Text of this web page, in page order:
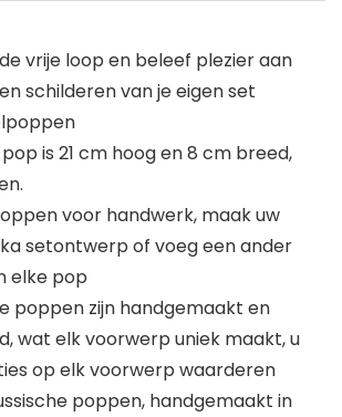
vrije loop en beleef plezier aan
schilderen van je eigen set
is 21 cm hoog en 8 cm breed,
voor handwerk, maak uw
setontwerp of voeg een ander
elke pop
poppen zijn handgemaakt en
wat elk voorwerp uniek maakt, u
op elk voorwerp waarderen
poppen, handgemaakt in